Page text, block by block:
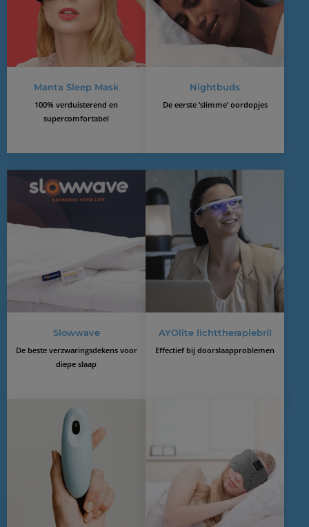
Manta Sleep Mask
100% verduisterend en
supercomfortabel
Nightbuds
De eerste ‘slimme’ oordopjes
Slowwave
De beste verzwaringsdekens voor
diepe slaap
AYOlite lichttherapiebril
Effectief bij doorslaapproblemen